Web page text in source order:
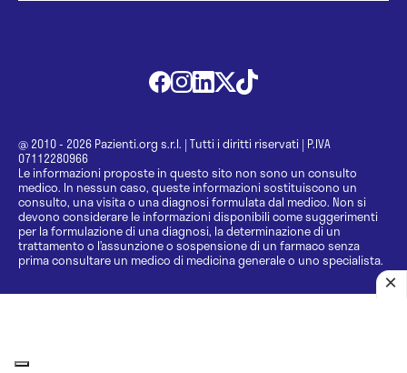
@ 2010 - 2026 Pazienti.org s.r.l. | Tutti i diritti riservati | P.IVA
07112280966
Le informazioni proposte in questo sito non sono un consulto
medico. In nessun caso, queste informazioni sostituiscono un
consulto, una visita o una diagnosi formulata dal medico. Non si
devono considerare le informazioni disponibili come suggerimenti
per la formulazione di una diagnosi, la determinazione di un
trattamento o l’assunzione o sospensione di un farmaco senza
prima consultare un medico di medicina generale o uno specialista.